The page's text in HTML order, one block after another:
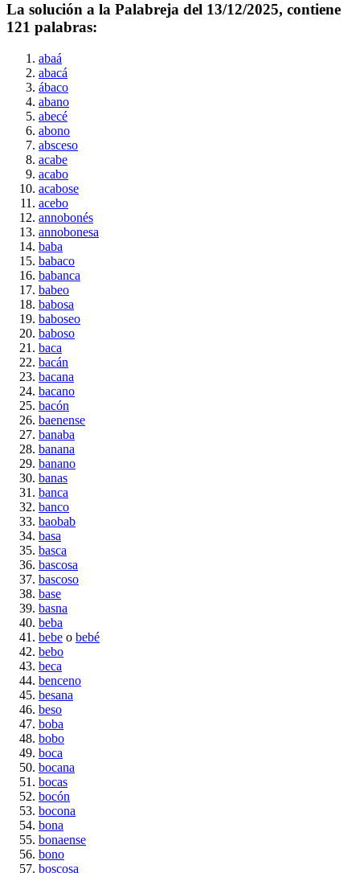
La solución a la Palabreja del 13/12/2025, contiene
121 palabras:
abaá
abacá
ábaco
abano
abecé
abono
absceso
acabe
acabo
acabose
acebo
annobonés
annobonesa
baba
babaco
babanca
babeo
babosa
baboseo
baboso
baca
bacán
bacana
bacano
bacón
baenense
banaba
banana
banano
banas
banca
banco
baobab
basa
basca
bascosa
bascoso
base
basna
beba
bebe o bebé
bebo
beca
benceno
besana
beso
boba
bobo
boca
bocana
bocas
bocón
bocona
bona
bonaense
bono
boscosa